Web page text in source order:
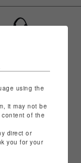
SHIN ROLL
using the
it may not be
content of the
direct or
you for your